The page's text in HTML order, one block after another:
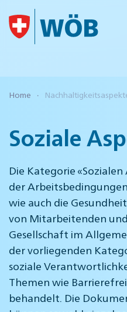
Skip to main content
Home
Soziale
Die Kategorie
der
wie auch die
von Mitarbeitenden
Gesellschaft im
der vorliegenden
soziale
Themen wie
behandelt. Die